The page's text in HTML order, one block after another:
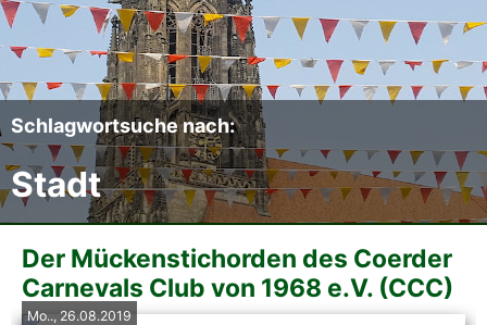
Fotoalben
Videos
Mitmachen
Sponsoren
Pressearchiv
Schlagwortsuche nach:
Stadt
Der Mückenstichorden des Coerder
Carnevals Club von 1968 e.V. (CCC)
Mo.., 26.08.2019